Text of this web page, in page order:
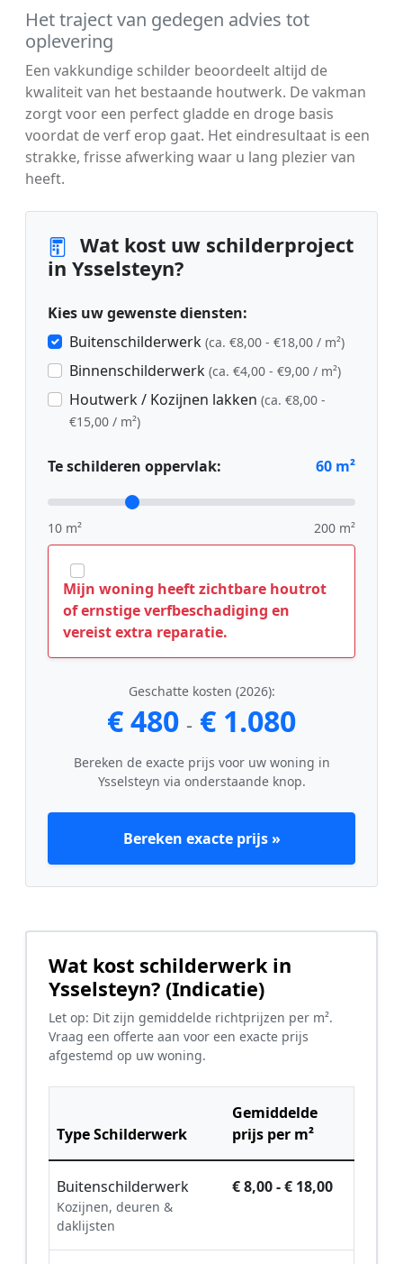
Het traject van gedegen advies tot
oplevering
Een vakkundige schilder beoordeelt altijd de
kwaliteit van het bestaande houtwerk. De vakman
zorgt voor een perfect gladde en droge basis
voordat de verf erop gaat. Het eindresultaat is een
strakke, frisse afwerking waar u lang plezier van
heeft.
Wat kost uw schilderproject
in Ysselsteyn?
Kies uw gewenste diensten:
Buitenschilderwerk (ca. €8,00 - €18,00 / m²)
Binnenschilderwerk (ca. €4,00 - €9,00 / m²)
Houtwerk / Kozijnen lakken (ca. €8,00 -
€15,00 / m²)
Te schilderen oppervlak: 60 m²
10 m² 200 m²
Mijn woning heeft zichtbare houtrot
of ernstige verfbeschadiging en
vereist extra reparatie.
Geschatte kosten (2026):
€ 480 - € 1.080
Bereken de exacte prijs voor uw woning in
Ysselsteyn via onderstaande knop.
Bereken exacte prijs »
Wat kost schilderwerk in
Ysselsteyn? (Indicatie)
Let op: Dit zijn gemiddelde richtprijzen per m².
Vraag een offerte aan voor een exacte prijs
afgestemd op uw woning.
Type Schilderwerk
Gemiddelde
prijs per m²
Buitenschilderwerk
Kozijnen, deuren &
daklijsten
€ 8,00 - € 18,00